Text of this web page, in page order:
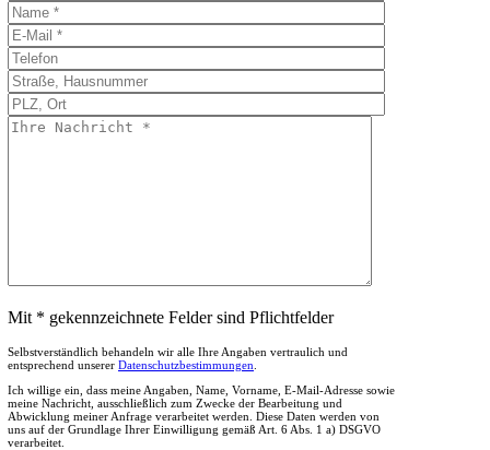
Mit * gekennzeichnete Felder sind Pflichtfelder
Selbstverständlich behandeln wir alle Ihre Angaben vertraulich und
entsprechend unserer Datenschutzbestimmungen
Ich willige ein, dass meine Angaben, Name, Vorname, E-Mail-Adresse sowie
meine Nachricht, ausschließlich zum Zwecke der Bearbeitung und
Abwicklung meiner Anfrage verarbeitet werden. Diese Daten werden von
uns auf der Grundlage Ihrer Einwilligung gemäß Art. 6 Abs. 1 a) DSGVO
verarbeitet.